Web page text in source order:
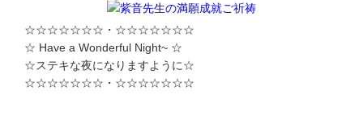
☆☆☆☆☆☆☆・☆☆☆☆☆☆☆
☆ Have a Wonderful Night~ ☆
☆ステキな夜になりますように☆
☆☆☆☆☆☆☆・☆☆☆☆☆☆☆